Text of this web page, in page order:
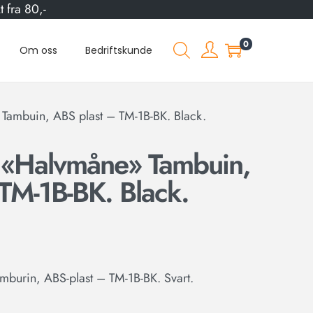
fra 80,-
Om oss Bedriftskunde 0
ABS plast – TM-1B-BK. Black.
Tambuin,
1B-BK. Black.
ABS-plast – TM-1B-BK. Svart.